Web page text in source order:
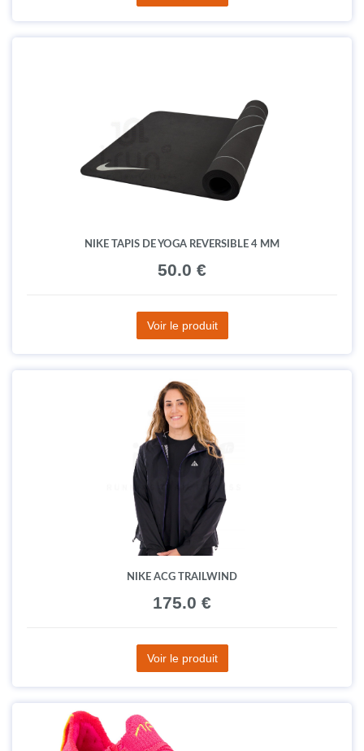
NIKE TAPIS DE YOGA REVERSIBLE 4 MM
50.0 €
Voir le produit
NIKE ACG TRAILWIND
175.0 €
Voir le produit